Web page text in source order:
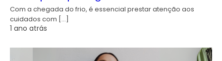
Com a chegada do frio, é essencial prestar atenção aos
cuidados com […]
1 ano atrás